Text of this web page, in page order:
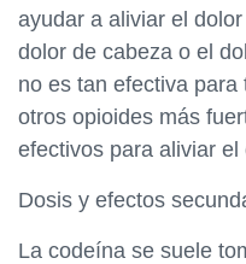
ayudar a aliviar el
dolor de cabeza o el
no es tan efectiva
otros opioides más
efectivos para aliviar el
Dosis y efectos
La codeína se suele